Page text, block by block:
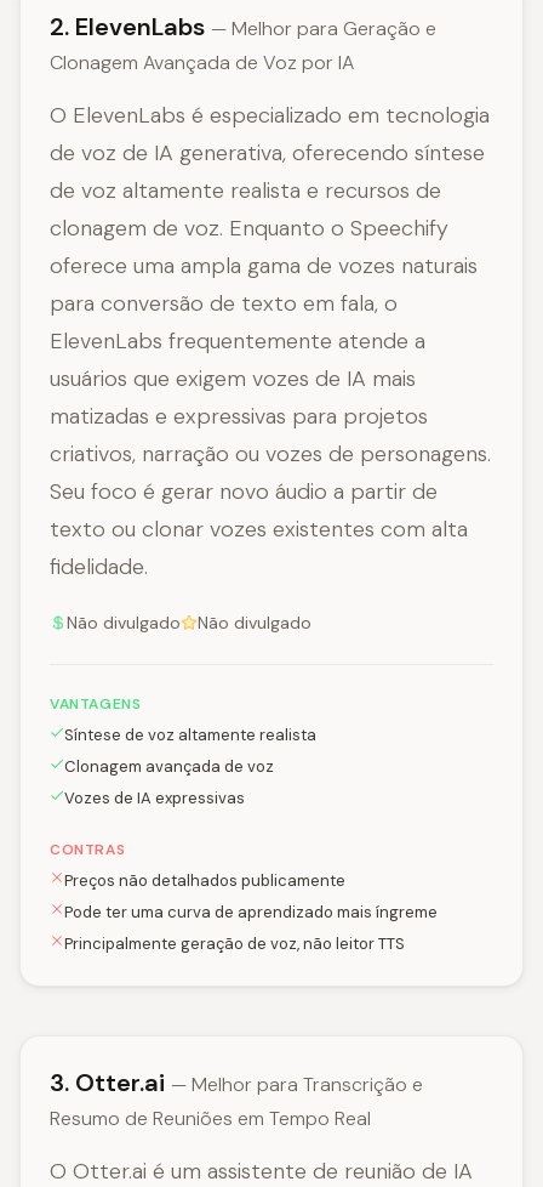
2. ElevenLabs — Melhor para Geração e
Clonagem Avançada de Voz por IA
O ElevenLabs é especializado em tecnologia
de voz de IA generativa, oferecendo síntese
de voz altamente realista e recursos de
clonagem de voz. Enquanto o Speechify
oferece uma ampla gama de vozes naturais
para conversão de texto em fala, o
ElevenLabs frequentemente atende a
usuários que exigem vozes de IA mais
matizadas e expressivas para projetos
criativos, narração ou vozes de personagens.
Seu foco é gerar novo áudio a partir de
texto ou clonar vozes existentes com alta
fidelidade.
Não divulgado Não divulgado
VANTAGENS
Síntese de voz altamente realista
Clonagem avançada de voz
Vozes de IA expressivas
CONTRAS
Preços não detalhados publicamente
Pode ter uma curva de aprendizado mais íngreme
Principalmente geração de voz, não leitor TTS
3. Otter.ai — Melhor para Transcrição e
Resumo de Reuniões em Tempo Real
O Otter.ai é um assistente de reunião de IA